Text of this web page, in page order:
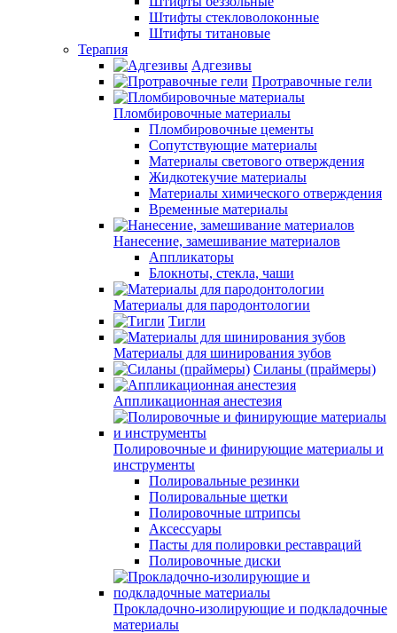
Штифты стекловолоконные
Штифты титановые
Терапия
Адгезивы
Протравочные гели
Пломбировочные материалы
Пломбировочные цементы
Сопутствующие материалы
Материалы светового отверждения
Жидкотекучие материалы
Материалы химического отверждения
Временные материалы
Нанесение, замешивание материалов
Аппликаторы
Блокноты, стекла, чаши
Материалы для пародонтологии
Тигли
Материалы для шинирования зубов
Силаны (праймеры)
Аппликационная анестезия
Полировочные и финирующие материалы и
инструменты
Полировальные резинки
Полировальные щетки
Полировочные штрипсы
Аксессуары
Пасты для полировки реставраций
Полировочные диски
Прокладочно-изолирующие и подкладочные
материалы